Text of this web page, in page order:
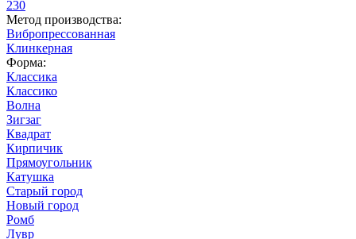
230
Метод производства:
Вибропрессованная
Клинкерная
Форма:
Классика
Классико
Волна
Зигзаг
Квадрат
Кирпичик
Прямоугольник
Катушка
Старый город
Новый город
Ромб
Лувр